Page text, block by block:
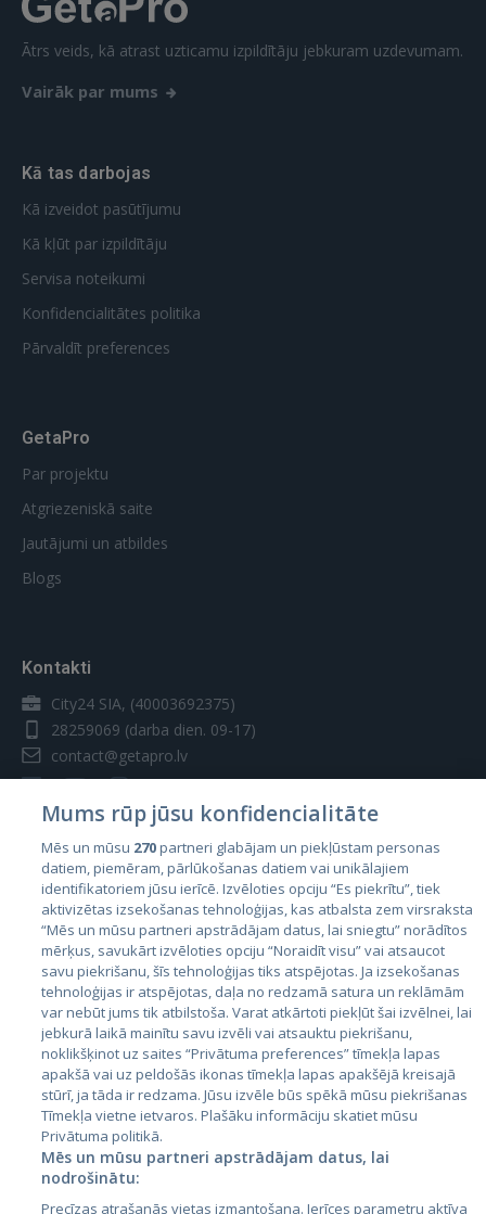
Ātrs veids, kā atrast uzticamu izpildītāju jebkuram uzdevumam.
Vairāk par mums
Kā tas darbojas
Kā izveidot pasūtījumu
Kā kļūt par izpildītāju
Servisa noteikumi
Konfidencialitātes politika
Pārvaldīt preferences
GetaPro
Par projektu
Atgriezeniskā saite
Jautājumi un atbildes
Blogs
Kontakti
City24 SIA, (40003692375)
28259069 (darba dien. 09-17)
contact@getapro.lv
Valstis
Igaunija
Latvija
Lietuva
City24.lv
Mums rūp jūsu konfidencialitāte
Mēs un mūsu 270partneri glabājam un piekļūstam personas
datiem, piemēram, pārlūkošanas datiem vai unikālajiem
identifikatoriem jūsu ierīcē. Izvēloties opciju “Es piekrītu”, tiek
aktivizētas izsekošanas tehnoloģijas, kas atbalsta zem virsraksta
“Mēs un mūsu partneri apstrādājam datus, lai sniegtu” norādītos
mērķus, savukārt izvēloties opciju “Noraidīt visu” vai atsaucot
savu piekrišanu, šīs tehnoloģijas tiks atspējotas. Ja izsekošanas
tehnoloģijas ir atspējotas, daļa no redzamā satura un reklāmām
var nebūt jums tik atbilstoša. Varat atkārtoti piekļūt šai izvēlnei, lai
jebkurā laikā mainītu savu izvēli vai atsauktu piekrišanu,
noklikšķinot uz saites “Privātuma preferences” tīmekļa lapas
apakšā vai uz peldošās ikonas tīmekļa lapas apakšējā kreisajā
stūrī, ja tāda ir redzama. Jūsu izvēle būs spēkā mūsu piekrišanas
Tīmekļa vietne ietvaros. Plašāku informāciju skatiet mūsu
Privātuma politikā.
Mēs un mūsu partneri apstrādājam datus, lai
nodrošinātu:
Precīzas atrašanās vietas izmantošana. Ierīces parametru aktīva